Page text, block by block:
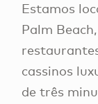
Estamos
Palm
cassinos
de três